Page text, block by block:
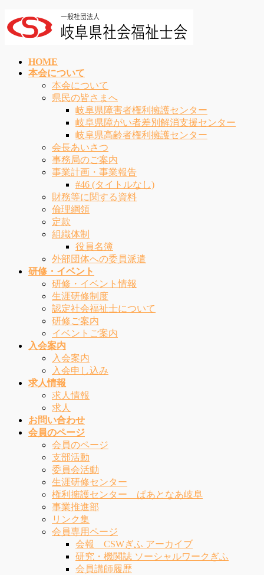
ン
ビ
HOME
本会について
本会について
県民の皆さまへ
岐阜県障害者権利擁護センター
岐阜県障がい者差別解消支援センター
岐阜県高齢者権利擁護センター
会長あいさつ
事務局のご案内
事業計画・事業報告
#46 (タイトルなし)
財務等に関する資料
倫理綱領
定款
組織体制
役員名簿
外部団体への委員派遣
研修・イベント
研修・イベント情報
生涯研修制度
認定社会福祉士について
研修ご案内
イベントご案内
入会案内
入会案内
入会申し込み
求人情報
求人情報
求人
お問い合わせ
会員のページ
会員のページ
支部活動
委員会活動
生涯研修センター
権利擁護センター ぱあとなあ岐阜
事業推進部
リンク集
会員専用ページ
会報 CSWぎふ アーカイブ
研究・機関誌 ソーシャルワークぎふ
会員講師履歴